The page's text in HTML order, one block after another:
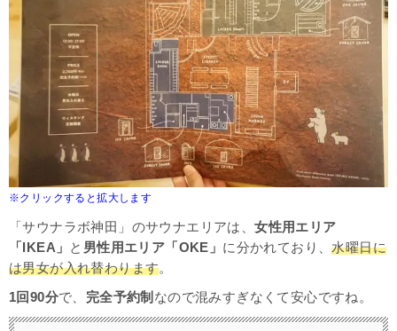
※クリックすると拡大します
「サウナラボ神田」のサウナエリアは、女性用エリア
「IKEA」 と 男性用エリア「OKE」 に分かれており、水曜日に
は男女が入れ替わります。
1回90分で、 完全予約制 なので混みすぎなくて安心ですね。